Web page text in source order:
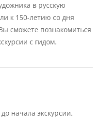
в русскую
к 150-летию со дня
сможете познакомиться
с гидом.
начала экскурсии.